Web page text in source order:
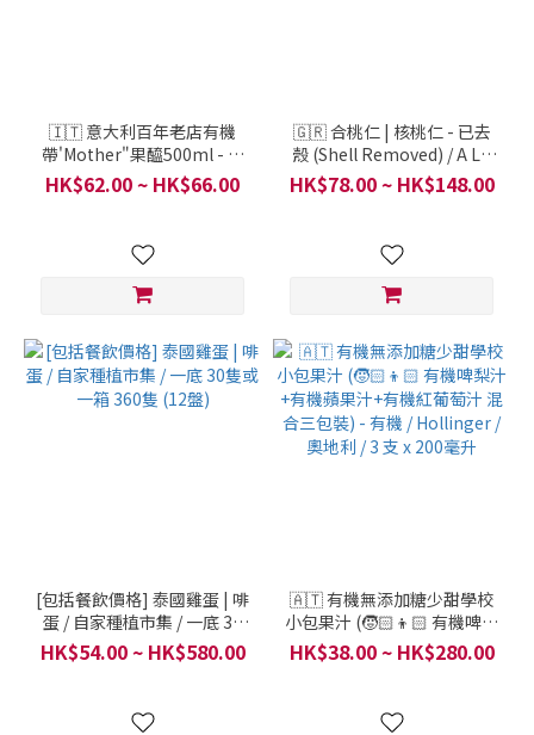
🇮🇹 意大利百年老店有機
帶'Mother"果醯500ml - 有
機 / Andrea Milano / 意大利
/ 每 1 支 500毫升
HK$62.00 ~ HK$66.00
🇬🇷 合桃仁 | 核桃仁 - 已去
殼 (Shell Removed) / A LA
CARTE / 希臘 / 每 1 份 250
克
HK$78.00 ~ HK$148.00
[包括餐飲價格] 泰國雞蛋 | 啡
蛋 / 自家種植市集 / 一底 30
隻或一箱 360隻 (12盤)
HK$54.00 ~ HK$580.00
🇦🇹 有機無添加糖少甜學校
小包果汁 (🧒🏻👦🏻 有機啤梨
汁+有機蘋果汁+有機紅葡萄
汁 混合三包裝) - 有機 /
200毫升
HK$38.00 ~ HK$280.00